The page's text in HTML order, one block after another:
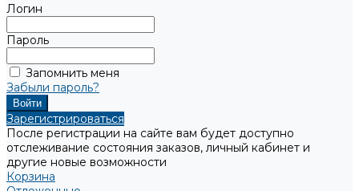
Логин
Пароль
Запомнить меня
Забыли пароль?
Зарегистрироваться
После регистрации на сайте вам будет доступно
отслеживание состояния заказов, личный кабинет и
другие новые возможности
Корзина